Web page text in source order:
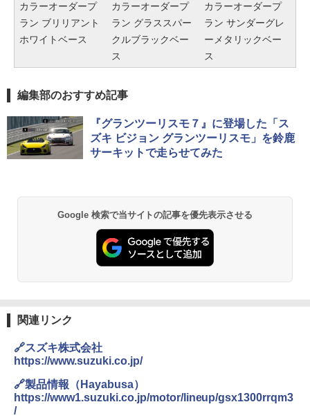
カラーオーダープ
ラン ブリリアント
ホワイトベース
カラーオーダープ
ラン グラススパー
クルブラックベー
ス
カラーオーダープ
ラン サンダーグレ
ーメタリックベー
ス
編集部のおすすめ記事
『グランツーリスモ７』に登場した「ス
ズキ ビジョン グランツーリスモ」を鈴鹿
サーキットで走らせてみた
Google 検索で当サイトの記事を優先表示させる
関連リンク
🔗スズキ株式会社
https://www.suzuki.co.jp/
🔗製品情報（Hayabusa）
https://www1.suzuki.co.jp/motor/lineup/gsx1300rrqm3
/